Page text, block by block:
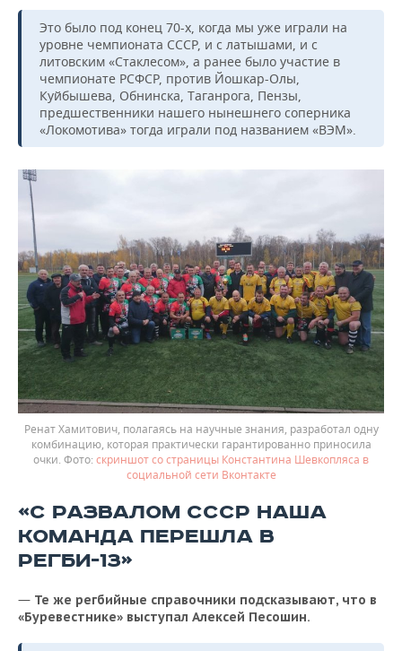
Это было под конец 70-х, когда мы уже играли на
уровне чемпионата СССР, и с латышами, и с
литовским «Стаклесом», а ранее было участие в
чемпионате РСФСР, против Йошкар-Олы,
Куйбышева, Обнинска, Таганрога, Пензы,
предшественники нашего нынешнего соперника
«Локомотива» тогда играли под названием «ВЭМ».
Ренат Хамитович, полагаясь на научные знания, разработал одну
комбинацию, которая практически гарантированно приносила
очки.
скриншот со страницы Константина Шевкопляса в
социальной сети Вконтакте
«С РАЗВАЛОМ СССР НАША
КОМАНДА ПЕРЕШЛА В
РЕГБИ-13»
— Те же регбийные справочники подсказывают, что в
«Буревестнике» выступал Алексей Песошин.